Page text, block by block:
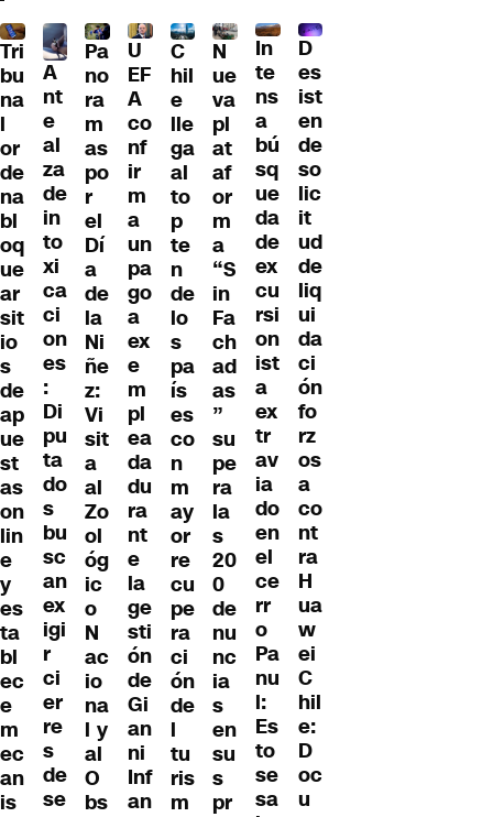
Tri
bu
na
l
or
de
na
bl
oq
ue
ar
sit
io
s
de
ap
ue
st
as
on
lin
e
y
es
ta
bl
ec
e
m
ec
an
is
A
nt
e
al
za
de
in
to
xi
ca
ci
on
es
:
Di
pu
ta
do
s
bu
sc
an
ex
igi
r
ci
er
re
s
de
se
Pa
no
ra
m
as
po
r
el
Dí
a
de
la
Ni
ñe
z:
Vi
sit
a
al
Zo
ol
óg
ic
o
N
ac
io
na
l y
al
O
bs
U
EF
A
co
nf
ir
m
a
un
pa
go
a
ex
e
m
pl
ea
da
du
ra
nt
e
la
ge
sti
ón
de
Gi
an
ni
Inf
an
C
hil
e
lle
ga
al
to
p
te
n
de
lo
s
pa
ís
es
co
n
m
ay
or
re
cu
pe
ra
ci
ón
de
l
tu
ris
m
N
ue
va
pl
at
af
or
m
a
“S
in
Fa
ch
ad
as
”
su
pe
ra
la
s
20
0
de
nu
nc
ia
s
en
su
s
pr
In
te
ns
a
bú
sq
ue
da
de
ex
cu
rsi
on
ist
a
ex
tr
av
ia
do
en
el
ce
rr
o
Pa
nu
l:
Es
to
se
sa
D
es
ist
en
de
so
lic
it
ud
de
liq
ui
da
ci
ón
fo
rz
os
a
co
nt
ra
H
ua
w
ei
C
hil
e:
D
oc
u